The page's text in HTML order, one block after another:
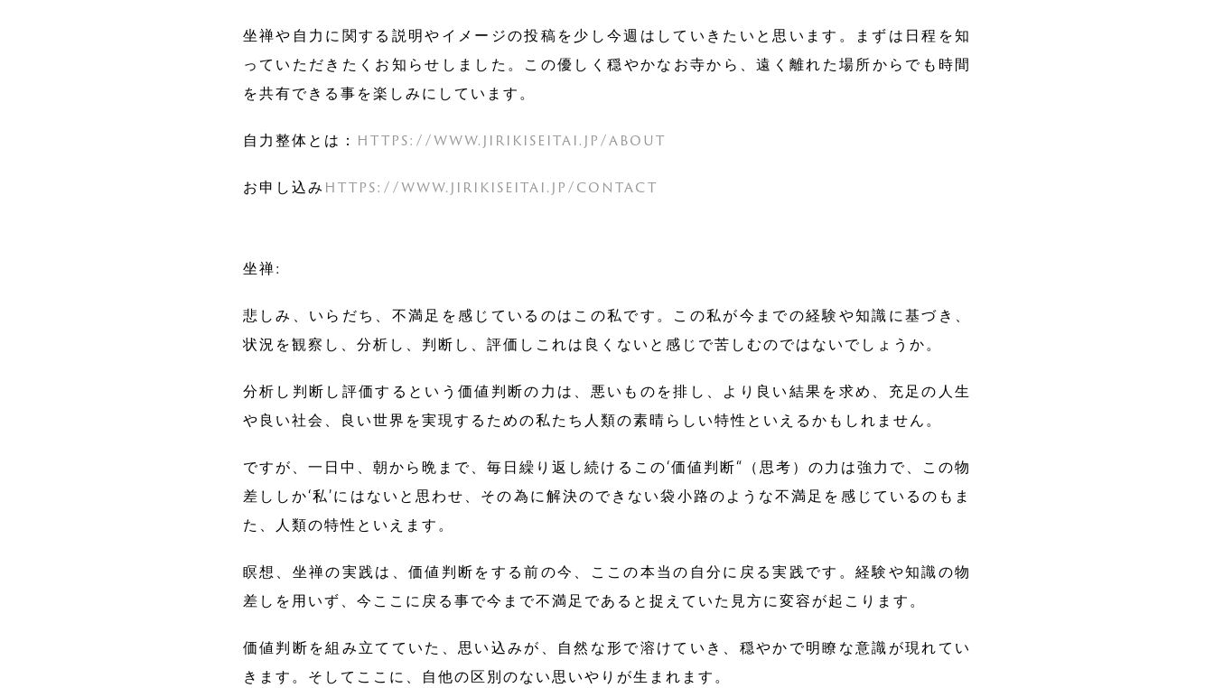
坐禅や自力に関する説明やイメージの投稿を少し今週はしていきたいと思います。まずは日程を知
っていただきたくお知らせしました。この優しく穏やかなお寺から、遠く離れた場所からでも時間
を共有できる事を楽しみにしています。
自力整体とは： https://www.jirikiseitai.jp/about
お申し込み https://www.jirikiseitai.jp/contact
坐禅:
悲しみ、いらだち、不満足を感じているのはこの私です。この私が今までの経験や知識に基づき、
状況を観察し、分析し、判断し、評価しこれは良くないと感じで苦しむのではないでしょうか。
分析し判断し評価するという価値判断の力は、悪いものを排し、より良い結果を求め、充足の人生
や良い社会、良い世界を実現するための私たち人類の素晴らしい特性といえるかもしれません。
ですが、一日中、朝から晩まで、毎日繰り返し続けるこの‘価値判断“（思考）の力は強力で、この物
差ししか‘私’にはないと思わせ、その為に解決のできない袋小路のような不満足を感じているのもま
た、人類の特性といえます。
瞑想、坐禅の実践は、価値判断をする前の今、ここの本当の自分に戻る実践です。経験や知識の物
差しを用いず、今ここに戻る事で今まで不満足であると捉えていた見方に変容が起こります。
価値判断を組み立てていた、思い込みが、自然な形で溶けていき、穏やかで明瞭な意識が現れてい
きます。そしてここに、自他の区別のない思いやりが生まれます。